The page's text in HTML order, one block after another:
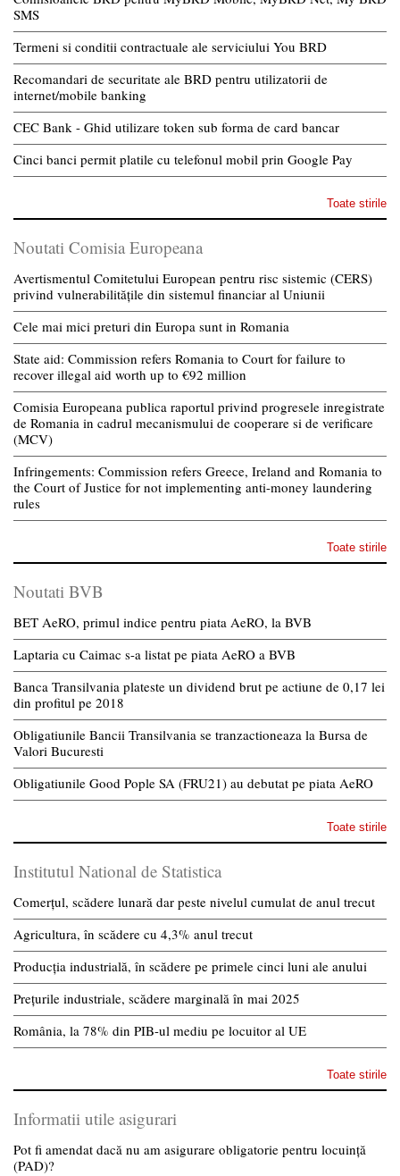
SMS
Termeni si conditii contractuale ale serviciului You BRD
Recomandari de securitate ale BRD pentru utilizatorii de
internet/mobile banking
CEC Bank - Ghid utilizare token sub forma de card bancar
Cinci banci permit platile cu telefonul mobil prin Google Pay
Toate stirile
Noutati Comisia Europeana
Avertismentul Comitetului European pentru risc sistemic (CERS)
privind vulnerabilitățile din sistemul financiar al Uniunii
Cele mai mici preturi din Europa sunt in Romania
State aid: Commission refers Romania to Court for failure to
recover illegal aid worth up to €92 million
Comisia Europeana publica raportul privind progresele inregistrate
de Romania in cadrul mecanismului de cooperare si de verificare
(MCV)
Infringements: Commission refers Greece, Ireland and Romania to
the Court of Justice for not implementing anti-money laundering
rules
Toate stirile
Noutati BVB
BET AeRO, primul indice pentru piata AeRO, la BVB
Laptaria cu Caimac s-a listat pe piata AeRO a BVB
Banca Transilvania plateste un dividend brut pe actiune de 0,17 lei
din profitul pe 2018
Obligatiunile Bancii Transilvania se tranzactioneaza la Bursa de
Valori Bucuresti
Obligatiunile Good Pople SA (FRU21) au debutat pe piata AeRO
Toate stirile
Institutul National de Statistica
Comerțul, scădere lunară dar peste nivelul cumulat de anul trecut
Agricultura, în scădere cu 4,3% anul trecut
Producția industrială, în scădere pe primele cinci luni ale anului
Prețurile industriale, scădere marginală în mai 2025
România, la 78% din PIB-ul mediu pe locuitor al UE
Toate stirile
Informatii utile asigurari
Pot fi amendat dacă nu am asigurare obligatorie pentru locuință
(PAD)?